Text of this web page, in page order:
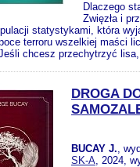
Dlaczego
Zwięzła i
statystykami, która
terroru wszelkiej maści
chcesz przechytrzyć
DROGA
BUCAY J.,
SK-A, 2024,